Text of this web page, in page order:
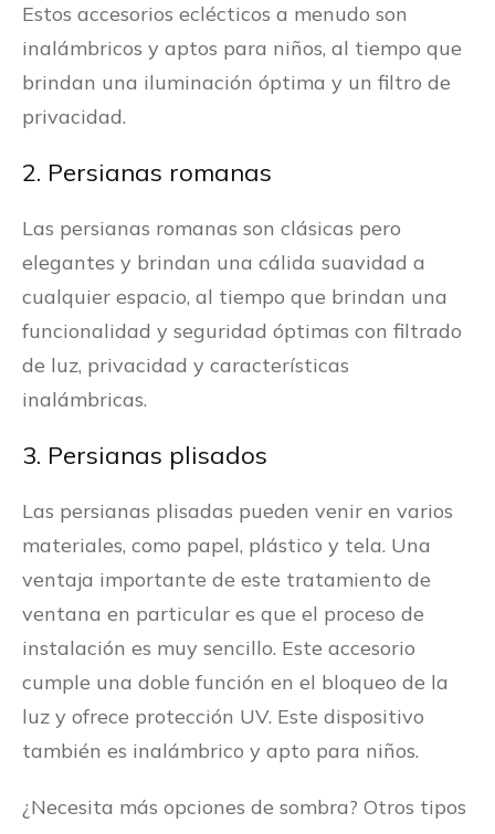
Estos accesorios eclécticos a menudo son
inalámbricos y aptos para niños, al tiempo que
brindan una iluminación óptima y un filtro de
privacidad.
2. Persianas romanas
Las persianas romanas son clásicas pero
elegantes y brindan una cálida suavidad a
cualquier espacio, al tiempo que brindan una
funcionalidad y seguridad óptimas con filtrado
de luz, privacidad y características
inalámbricas.
3. Persianas plisados
Las persianas plisadas pueden venir en varios
materiales, como papel, plástico y tela. Una
ventaja importante de este tratamiento de
ventana en particular es que el proceso de
instalación es muy sencillo. Este accesorio
cumple una doble función en el bloqueo de la
luz y ofrece protección UV. Este dispositivo
también es inalámbrico y apto para niños.
¿Necesita más opciones de sombra? Otros tipos